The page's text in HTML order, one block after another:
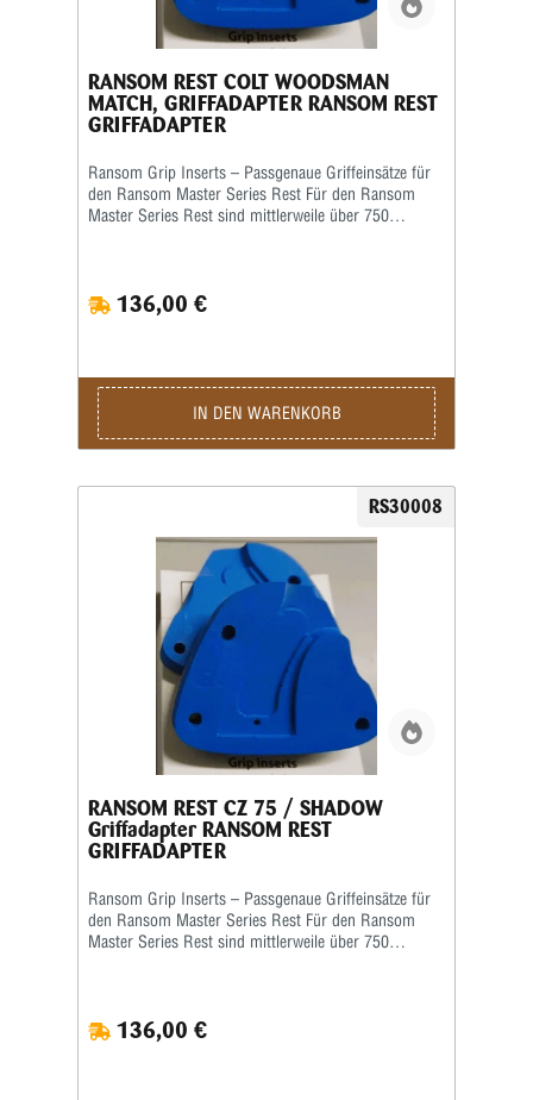
RANSOM REST COLT WOODSMAN
MATCH, GRIFFADAPTER RANSOM REST
GRIFFADAPTER
Ransom Grip Inserts – Passgenaue Griffeinsätze für
den Ransom Master Series Rest Für den Ransom
Master Series Rest sind mittlerweile über 750
ermöglichen eine sichere sowie wiederholgenaue
Aufnahme der Waffe im Schießstand. Viele Grip
reproduzierbare Schussergebnisse empfiehlt Ransom
jedoch, stets den speziell für das jeweilige
Waffenmodell vorgesehenen Griffeinsatz zu
verwenden. Das Produktbild ist ein Beispielbild!
136,00 €
IN DEN WARENKORB
RS30008
RANSOM REST CZ 75 / SHADOW
Griffadapter RANSOM REST
GRIFFADAPTER
Ransom Grip Inserts – Passgenaue Griffeinsätze für
den Ransom Master Series Rest Für den Ransom
Master Series Rest sind mittlerweile über 750
ermöglichen eine sichere sowie wiederholgenaue
Aufnahme der Waffe im Schießstand. Viele Grip
136,00 €